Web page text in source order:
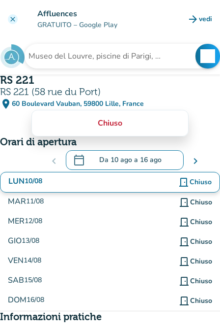
clear Affluences
GRATUITO – Google Play arrow_forward vedi
Cerca una struttura
RS 221
RS 221 (58 rue du Port)
place 60 Boulevard Vauban, 59800 Lille, France
(apri in Google Maps)
(nuova scheda)
Chiuso
Orari di apertura
chevron_left calendar_today Da 10 ago a 16 ago
.Aprire il calendario per modificare le
chevron_right
LUN10/08 door_front Chiuso
MAR11/08 door_front Chiuso
MER12/08 door_front Chiuso
GIO13/08 door_front Chiuso
VEN14/08 door_front Chiuso
SAB15/08 door_front Chiuso
DOM16/08 door_front Chiuso
Informazioni pratiche